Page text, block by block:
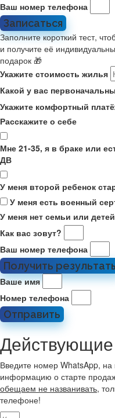
Ваш номер телефона
Записаться
Заполните короткий тест,
и получите её
подарок 🎁
Укажите стоимость жилья
Какой у вас
Укажите комфортный
Расскажите о себе
Мне 21-35, я в браке или
ДВ
У меня второй ребенок
У меня есть военный
У меня нет семьи или детей
Как вас зовут?
Ваш номер телефона
Получить
Ваше имя
Номер телефона
Отправить
Действующие
Введите номер WhatsApp, на
информацию о старте
обещаем не названивать,
телефоне!